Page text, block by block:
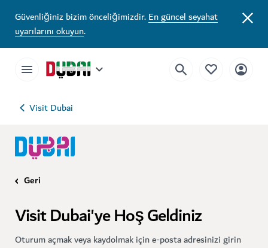
Güvenliğiniz bizim önceliğimizdir.En güncel seyahat
uyarılarını okuyun.
Visit Dubai
Geri
Visit Dubai'ye Hoş Geldiniz
Oturum açmak veya kaydolmak için e-posta adresinizi girin